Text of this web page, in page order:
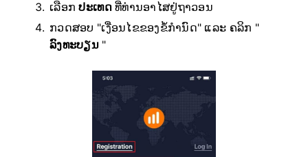
ເລືອກປະເທດທີ່ທ່ານອາໄສຢູ່ຖາວອນ
ກວດສອບ "ເງື່ອນໄຂຂອງຂໍ້ກຳນົດ" ແລະ ຄລິກ "
ລົງທະບຽນ"